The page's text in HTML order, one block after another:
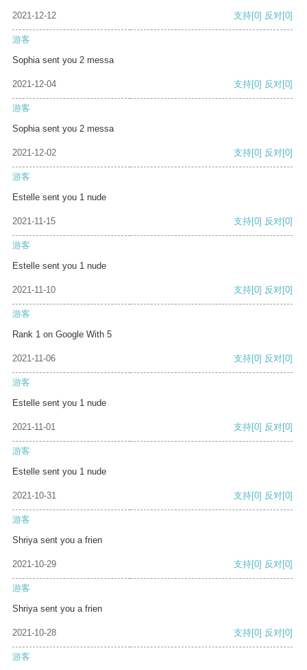
2021-12-12 支持[0] 反对[0]
游客
Sophia sent you 2 messa
2021-12-04 支持[0] 反对[0]
游客
Sophia sent you 2 messa
2021-12-02 支持[0] 反对[0]
游客
Estelle sent you 1 nude
2021-11-15 支持[0] 反对[0]
游客
Estelle sent you 1 nude
2021-11-10 支持[0] 反对[0]
游客
Rank 1 on Google With 5
2021-11-06 支持[0] 反对[0]
游客
Estelle sent you 1 nude
2021-11-01 支持[0] 反对[0]
游客
Estelle sent you 1 nude
2021-10-31 支持[0] 反对[0]
游客
Shriya sent you a frien
2021-10-29 支持[0] 反对[0]
游客
Shriya sent you a frien
2021-10-28 支持[0] 反对[0]
游客